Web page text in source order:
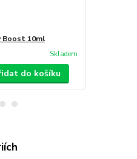
Boost 10ml
Skladem
do košíku